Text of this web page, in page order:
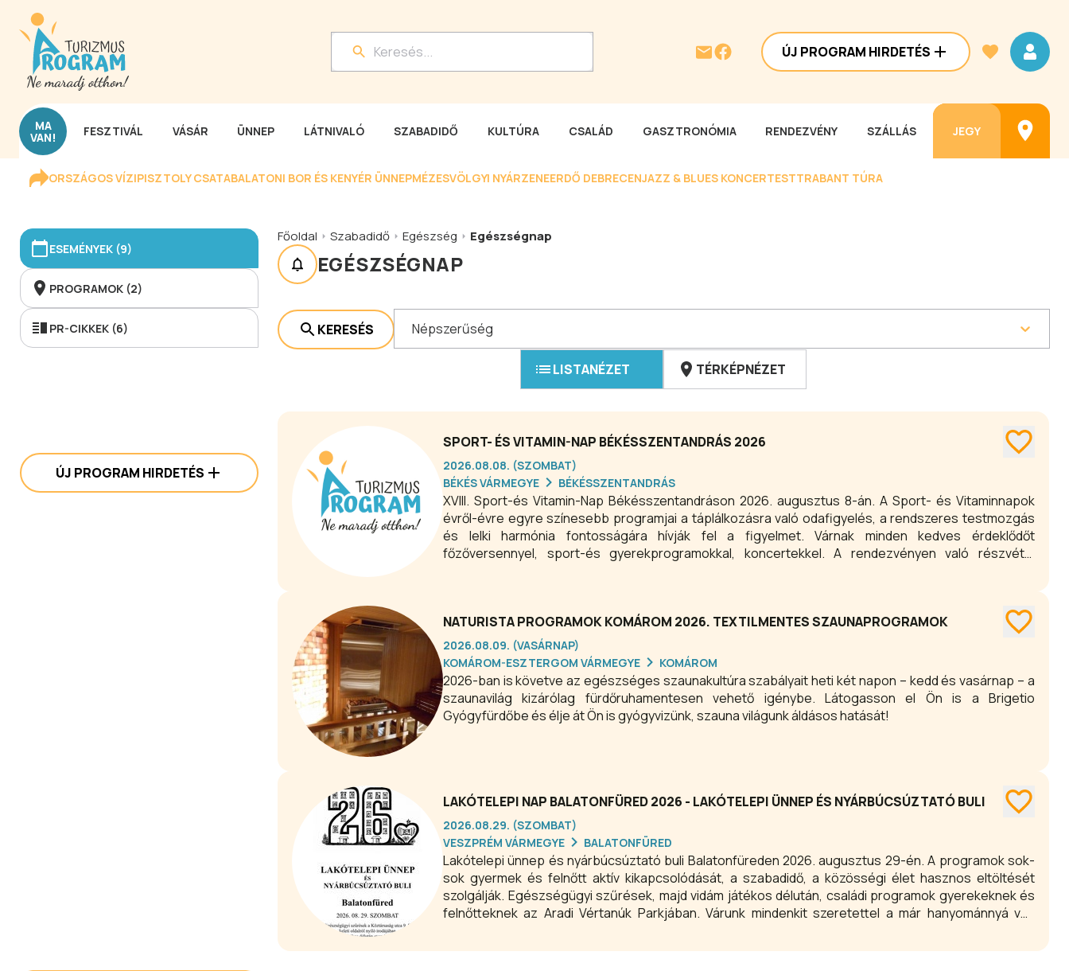
ÚJ PROGRAM HIRDETÉS
MA
VAN! FESZTIVÁL VÁSÁR ÜNNEP LÁTNIVALÓ SZABADIDŐ KULTÚRA CSALÁD GASZTRONÓMIA RENDEZVÉNY SZÁLLÁS JEGY
ORSZÁGOS VÍZIPISZTOLY CSATABALATONI BOR ÉS KENYÉR ÜNNEPMÉZESVÖLGYI NYÁRZENEERDŐ DEBRECENJAZZ & BLUES KONCERTESTTRABANT TÚRA
ESEMÉNYEK (9)
PROGRAMOK (2)
PR-CIKKEK (6)
ÚJ PROGRAM HIRDETÉS
Főoldal Szabadidő Egészség Egészségnap
EGÉSZSÉGNAP
KERESÉS Népszerűség
LISTANÉZET TÉRKÉPNÉZET
SPORT- ÉS VITAMIN-NAP BÉKÉSSZENTANDRÁS 2026
2026.08.08. (SZOMBAT)
BÉKÉS VÁRMEGYE
BÉKÉSSZENTANDRÁS
XVIII. Sport-és Vitamin-Nap Békésszentandráson 2026. augusztus 8-án. A Sport- és Vitaminnapok
évről-évre egyre színesebb programjai a táplálkozásra való odafigyelés, a rendszeres testmozgás
és lelki harmónia fontosságára hívják fel a figyelmet. Várnak minden kedves érdeklődőt
főzőversennyel, sport-és gyerekprogramokkal, koncertekkel. A rendezvényen való részvétel
NATURISTA PROGRAMOK KOMÁROM 2026. TEXTILMENTES SZAUNAPROGRAMOK
2026.08.09. (VASÁRNAP)
KOMÁROM-ESZTERGOM VÁRMEGYE
KOMÁROM
2026-ban is követve az egészséges szaunakultúra szabályait heti két napon – kedd és vasárnap – a
szaunavilág kizárólag fürdőruhamentesen vehető igénybe. Látogasson el Ön is a Brigetio
Gyógyfürdőbe és élje át Ön is gyógyvizünk, szauna világunk áldásos hatását!
LAKÓTELEPI NAP BALATONFÜRED 2026 - LAKÓTELEPI ÜNNEP ÉS NYÁRBÚCSÚZTATÓ BULI
2026.08.29. (SZOMBAT)
VESZPRÉM VÁRMEGYE
BALATONFÜRED
Lakótelepi ünnep és nyárbúcsúztató buli Balatonfüreden 2026. augusztus 29-én. A programok sok-
sok gyermek és felnőtt aktív kikapcsolódását, a szabadidő, a közösségi élet hasznos eltöltését
szolgálják. Egészségügyi szűrések, majd vidám játékos délután, családi programok gyerekeknek és
felnőtteknek az Aradi Vértanúk Parkjában. Várunk mindenkit szeretettel a már hanyománnyá vált